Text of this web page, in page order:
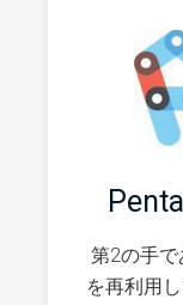
第2の手
を再利用